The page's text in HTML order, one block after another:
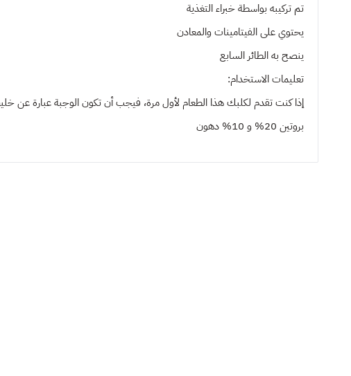
تم تركيبه بواسطة خبراء التغذية
يحتوي على الفيتامينات والمعادن
ينصح بهالطائر السابع
تعليمات الاستخدام:
إذا كنت تقدم لكلبك هذا الطعام لأول مرة، فيجب أن تكون الوجبة عبارة عن
بروتين 20% و 10% دهون